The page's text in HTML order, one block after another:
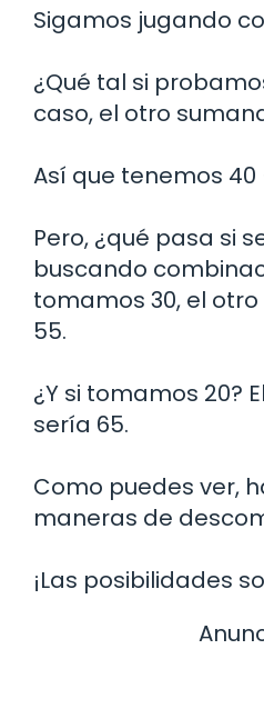
Sigamos jugando
¿Qué tal si
caso, el otro
Así que tenemos 40
Pero, ¿qué pasa si
buscando
tomamos 30, el
55.
¿Y si tomamos 20?
sería 65.
Como puedes ver,
maneras de
¡Las posibilidades